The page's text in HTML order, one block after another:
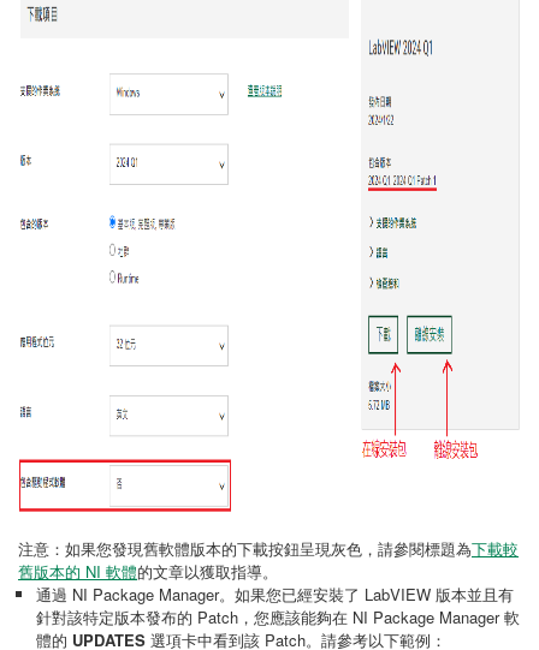
注意：如果您發現舊軟體版本的下載按鈕呈現灰色，請參閱標題為下載較
舊版本的 NI 軟體的文章以獲取指導。
通過 NI Package Manager。如果您已經安裝了 LabVIEW 版本並且有
針對該特定版本發布的 Patch，您應該能夠在 NI Package Manager 軟
體的 UPDATES 選項卡中看到該 Patch。請參考以下範例：